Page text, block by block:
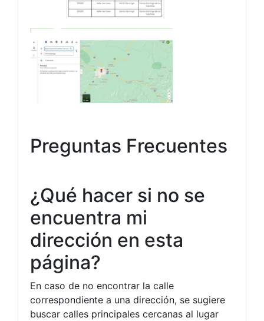
Preguntas Frecuentes
¿Qué hacer si no se
encuentra mi
dirección en esta
página?
En caso de no encontrar la calle
correspondiente a una dirección, se sugiere
buscar calles principales cercanas al lugar